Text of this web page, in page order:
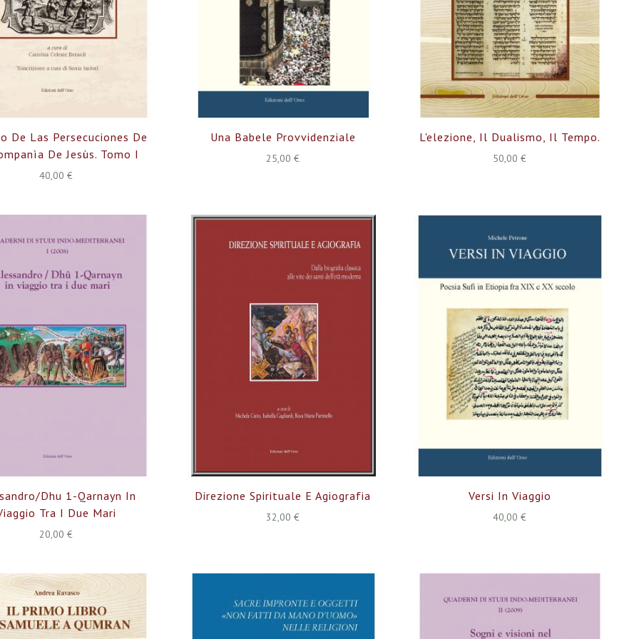
De Las Persecuciones De
De Jesùs. Tomo I
40,00 €
Una Babele Provvidenziale
25,00 €
L'elezione, Il Dualismo, Il Tempo.
50,00 €
Dhu 1-Qarnayn In
Tra I Due Mari
20,00 €
Direzione Spirituale E Agiografia
32,00 €
Versi In Viaggio
40,00 €